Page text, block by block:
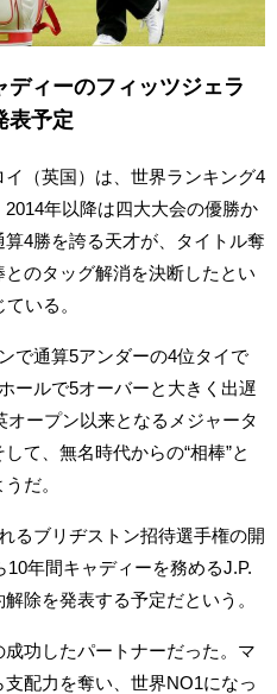
ィーのフィッツジェラ
表予定
（英国）は、世界ランキング4
年以降は四大大会の優勝か
4勝を誇る天才が、タイトル奪
のタッグ解消を決断したとい
いる。
で通算5アンダーの4位タイで
ールで5オーバーと大きく出遅
ープン以来となるメジャータ
て、無名時代からの“相棒”と
だ。
るブリヂストン招待選手権の開
年間キャディーを務めるJ.P.
除を発表する予定だという。
功したパートナーだった。マ
配力を奪い、世界NO1になっ